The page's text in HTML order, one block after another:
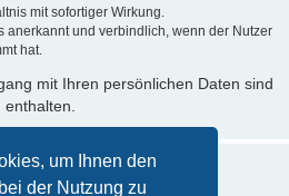
um Ihnen den
der Nutzung zu
mit sofortiger Wirkung.
anerkannt und verbindlich, wenn der Nutzer
hat.
mit Ihren persönlichen Daten sind